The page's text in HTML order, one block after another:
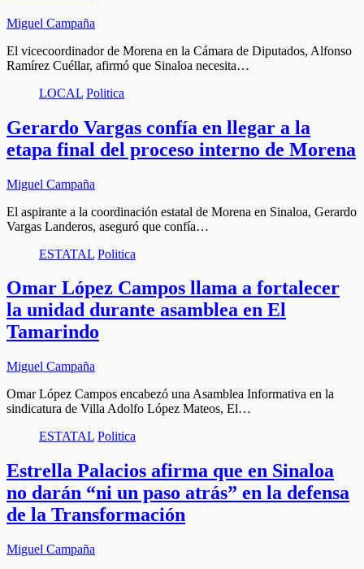
Miguel Campaña
El vicecoordinador de Morena en la Cámara de Diputados, Alfonso
Ramírez Cuéllar, afirmó que Sinaloa necesita…
LOCAL Politica
Gerardo Vargas confía en llegar a la
etapa final del proceso interno de Morena
Miguel Campaña
El aspirante a la coordinación estatal de Morena en Sinaloa, Gerardo
Vargas Landeros, aseguró que confía…
ESTATAL Politica
Omar López Campos llama a fortalecer
la unidad durante asamblea en El
Tamarindo
Miguel Campaña
Omar López Campos encabezó una Asamblea Informativa en la
sindicatura de Villa Adolfo López Mateos, El…
ESTATAL Politica
Estrella Palacios afirma que en Sinaloa
no darán “ni un paso atrás” en la defensa
de la Transformación
Miguel Campaña